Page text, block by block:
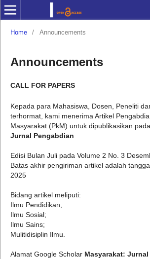
Home / Announcements
Announcements
CALL FOR PAPERS
Kepada para Mahasiswa, Dosen, Peneliti
terhormat, kami menerima Artikel
Masyarakat (PkM) untuk dipublikasikan pada
Jurnal Pengabdian
Edisi Bulan Juli pada Volume 2 No. 3
Batas akhir pengiriman artikel adalah
2025
Bidang artikel meliputi:
Ilmu Pendidikan;
Ilmu Sosial;
Ilmu Sains;
Mulitidisiplin Ilmu.
Alamat Google Scholar Masyarakat: